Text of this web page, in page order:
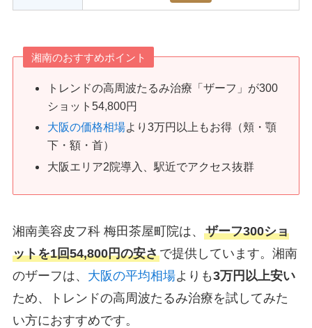
湘南のおすすめポイント
トレンドの高周波たるみ治療「ザーフ」が300
ショット54,800円
大阪の価格相場より3万円以上もお得（頬・顎
下・額・首）
大阪エリア2院導入、駅近でアクセス抜群
湘南美容皮フ科 梅田茶屋町院は、 ザーフ300ショ
ットを1回54,800円の安さで提供しています。湘南
のザーフは、 大阪の平均相場よりも3万円以上安い
ため、トレンドの高周波たるみ治療を試してみた
い方におすすめです。